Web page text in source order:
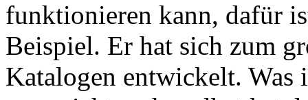
funktionieren kann, dafür
Beispiel. Er hat sich zum
Katalogen entwickelt. Was